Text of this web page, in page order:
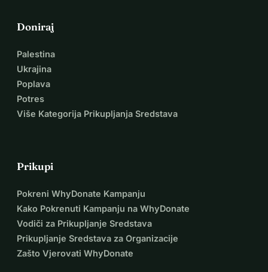
Doniraj
Palestina
Ukrajina
Poplava
Potres
Više Kategorija Prikupljanja Sredstava
Prikupi
Pokreni WhyDonate Kampanju
Kako Pokrenuti Kampanju na WhyDonate
Vodiči za Prikupljanje Sredstava
Prikupljanje Sredstava za Organizacije
Zašto Vjerovati WhyDonate